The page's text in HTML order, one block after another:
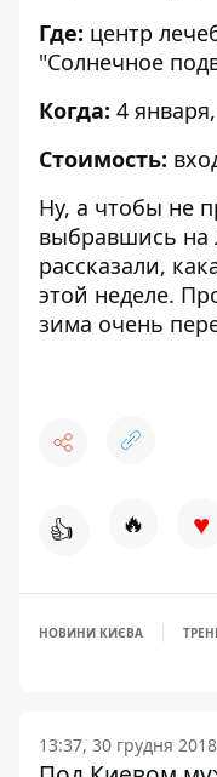
Где: центр
"Солнечное
Когда: 4
Стоимость:
Ну, а чтобы не
выбравшись
рассказали,
этой неделе.
зима очень
👍 🔥 ♥
НОВИНИ КИЄВА
13:37, 30 грудня 2018